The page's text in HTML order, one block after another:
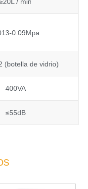
0.09Mpa
(botella de vidrio)
400VA
≤55dB